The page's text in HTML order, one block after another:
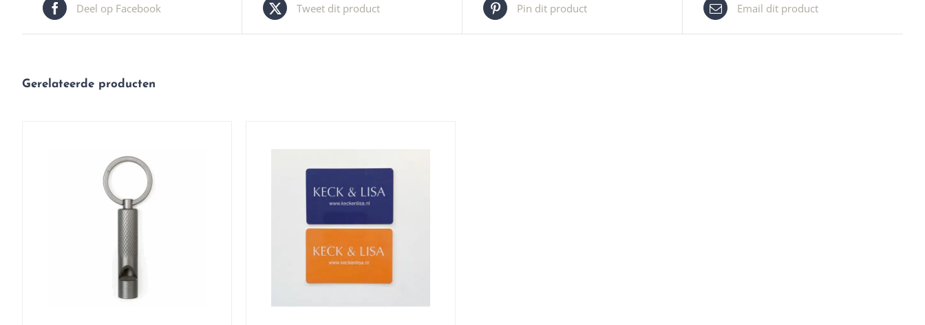
Deel op Facebook Tweet dit product Pin dit product Email dit product
Gerelateerde producten